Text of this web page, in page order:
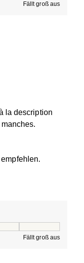
Fällt groß aus
la description
Fällt groß aus